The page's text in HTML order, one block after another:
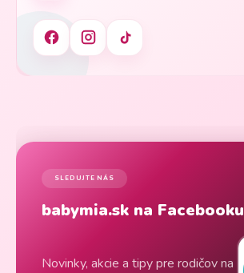
SLEDUJTE NÁS
babymia.sk na Facebooku
Novinky, akcie a tipy pre rodičov na